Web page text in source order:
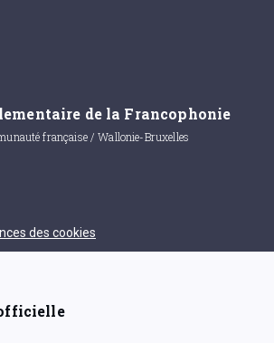
de la Francophonie
française / Wallonie-Bruxelles
des cookies